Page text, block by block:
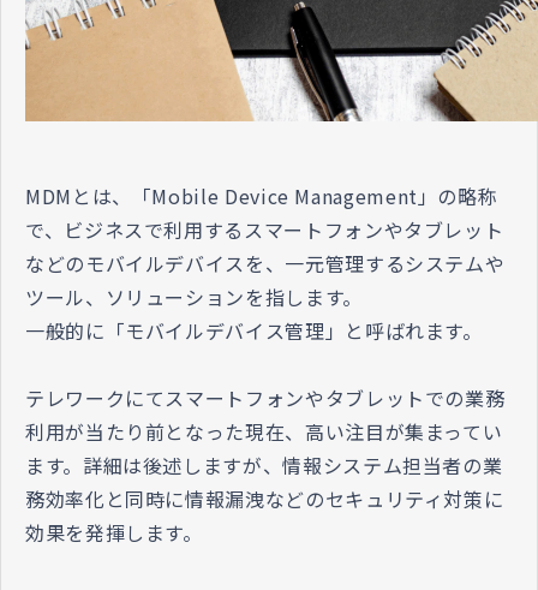
​​​​​​​MDMとは、「Mobile Device Management」の略称
で、ビジネスで利用するスマートフォンやタブレット
などのモバイルデバイスを、一元管理するシステムや
ツール、ソリューションを指します。
一般的に「モバイルデバイス管理」と呼ばれます。
テレワークにてスマートフォンやタブレットでの業務
利用が当たり前となった現在、高い注目が集まってい
ます。詳細は後述しますが、情報システム担当者の業
務効率化と同時に情報漏洩などのセキュリティ対策に
効果を発揮します。